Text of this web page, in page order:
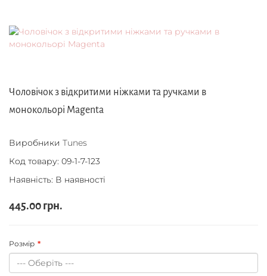
Чоловічок з відкритими ніжками та ручками в
монокольорі Magenta
Виробники Tunes
Код товару: 09-1-7-123
Наявність: В наявності
445.00 грн.
Розмір